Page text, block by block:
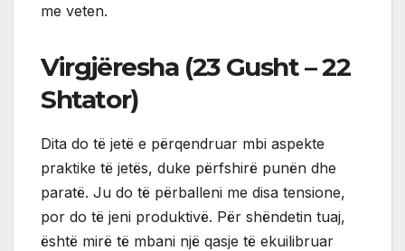
me veten.
Virgjëresha (23 Gusht – 22
Shtator)
Dita do të jetë e përqendruar mbi aspekte
praktike të jetës, duke përfshirë punën dhe
paratë. Ju do të përballeni me disa tensione,
por do të jeni produktivë. Për shëndetin tuaj,
është mirë të mbani një qasje të ekuilibruar